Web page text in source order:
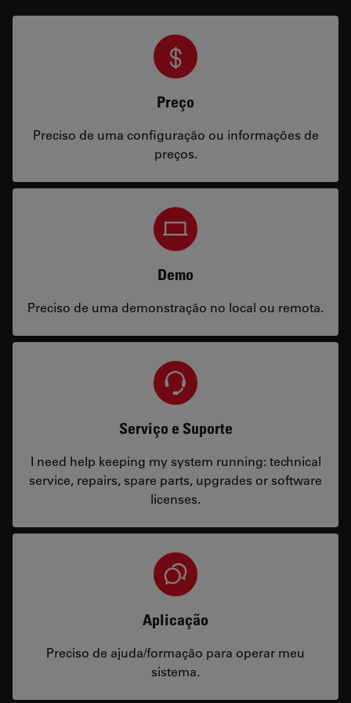
Preço
Preciso de uma configuração ou informações de
preços.
Demo
Preciso de uma demonstração no local ou remota.
Serviço e Suporte
I need help keeping my system running: technical
service, repairs, spare parts, upgrades or software
licenses.
Aplicação
Preciso de ajuda/formação para operar meu
sistema.